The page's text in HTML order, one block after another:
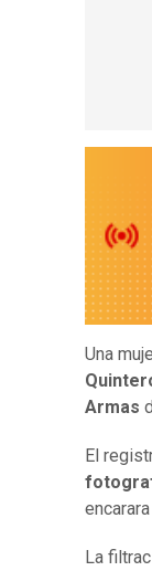
Una
Armas
El
La